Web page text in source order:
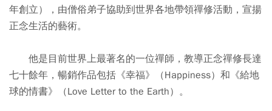
年創立），由僧俗弟子協助到世界各地帶領禪修活動，宣揚
正念生活的藝術。
他是目前世界上最著名的一位禪師，教導正念禪修長達
七十餘年，暢銷作品包括《幸福》（Happiness）和《給地
球的情書》（Love Letter to the Earth）。